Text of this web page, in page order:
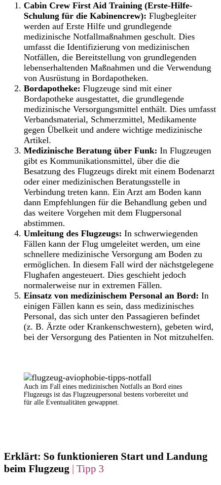
Cabin Crew First Aid Training (Erste-Hilfe-
Schulung für die Kabinencrew): Flugbegleiter
werden auf Erste Hilfe und grundlegende
medizinische Notfallmaßnahmen geschult. Dies
umfasst die Identifizierung von medizinischen
Notfällen, die Bereitstellung von grundlegenden
lebenserhaltenden Maßnahmen und die Verwendung
von Ausrüstung in Bordapotheken.
Bordapotheke: Flugzeuge sind mit einer
Bordapotheke ausgestattet, die grundlegende
medizinische Versorgungsmittel enthält. Dies umfasst
Verbandsmaterial, Schmerzmittel, Medikamente
gegen Übelkeit und andere wichtige medizinische
Artikel.
Medizinische Beratung über Funk: In Flugzeugen
gibt es Kommunikationsmittel, über die die
Besatzung des Flugzeugs direkt mit einem Bodenarzt
oder einer medizinischen Beratungsstelle in
Verbindung treten kann. Ein Arzt am Boden kann
dann Empfehlungen für die Behandlung geben und
das weitere Vorgehen mit dem Flugpersonal
abstimmen.
Umleitung des Flugzeugs: In schwerwiegenden
Fällen kann der Flug umgeleitet werden, um eine
schnellere medizinische Versorgung am Boden zu
ermöglichen. In diesem Fall wird der nächstgelegene
Flughafen angesteuert. Dies geschieht jedoch
normalerweise nur in extremen Fällen.
Einsatz von medizinischem Personal an Bord: In
einigen Fällen kann es sein, dass medizinisches
Personal, das sich unter den Passagieren befindet
(z. B. Ärzte oder Krankenschwestern), gebeten wird,
bei der Versorgung des Patienten in Not mitzuhelfen.
Auch im Fall eines medizinischen Notfalls an Bord eines
Flugzeugs ist das Flugzeugpersonal bestens vorbereitet und
für alle Eventualitäten gewappnet.
Erklärt: So funktionieren Start und Landung
beim Flugzeug | Tipp 3